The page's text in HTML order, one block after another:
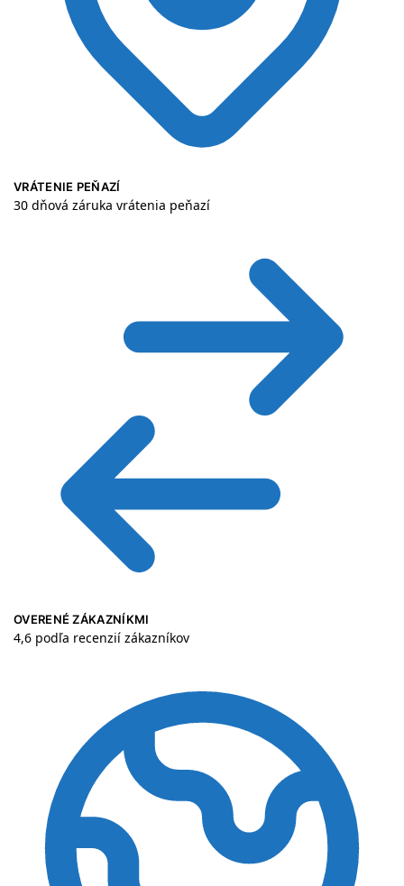
VRÁTENIE PEŇAZÍ
30 dňová záruka vrátenia peňazí
OVERENÉ ZÁKAZNÍKMI
4,6 podľa recenzií zákazníkov